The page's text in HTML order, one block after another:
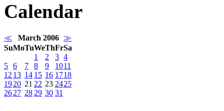
Calendar
≪ March 2006 ≫
SuMoTuWeThFrSa
1
2 3 4
5 6 7 8 9 1011
12 13 14 15 16 1718
1920 21 22 23 2425
2627 28 29 30 31